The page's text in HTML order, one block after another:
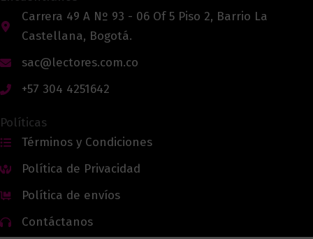
Carrera 49 A Nº 93 - 06 Of 5 Piso 2, Barrio La
Castellana, Bogotá.
sac@lectores.com.co
+57 304 4251642
Políticas
Términos y Condiciones
Política de Privacidad
Política de envíos
Contáctanos